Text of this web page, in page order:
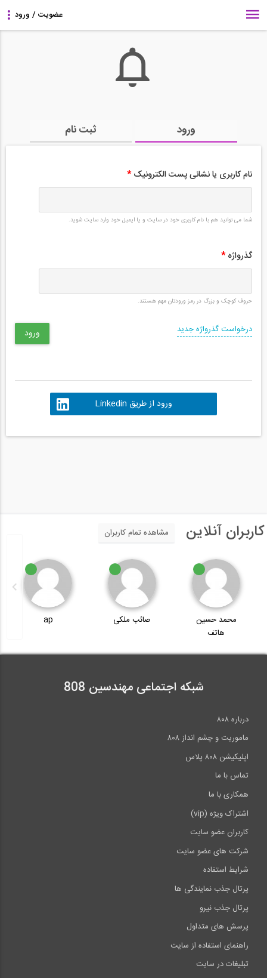
ورود ثبت نام
نام کاربری یا نشانی پست الکترونیک *
شما می توانید هم با نام کاربری خود در سایت و یا ایمیل خود وارد سایت شوید.
گذرواژه *
حروف کوچک و بزرگ در رمز ورودتان مهم هستند.
درخواست گذرواژه جدید
ورود از طریق Linkedin
کاربران آنلاین مشاهده تمام کاربران
محمد حسین
هاتف
صائب ملکی ap
شبکه اجتماعی مهندسین 808
درباره ۸۰۸
ماموریت و چشم انداز ۸۰۸
اپلیکیشن ۸۰۸ پلاس
تماس با ما
همکاری با ما
اشتراک ویژه (vip)
کاربران عضو سایت
شرکت های عضو سایت
شرایط استفاده
پرتال جذب نمایندگی ها
پرتال جذب نیرو
پرسش های متداول
راهنمای استفاده از سایت
تبلیغات در سایت